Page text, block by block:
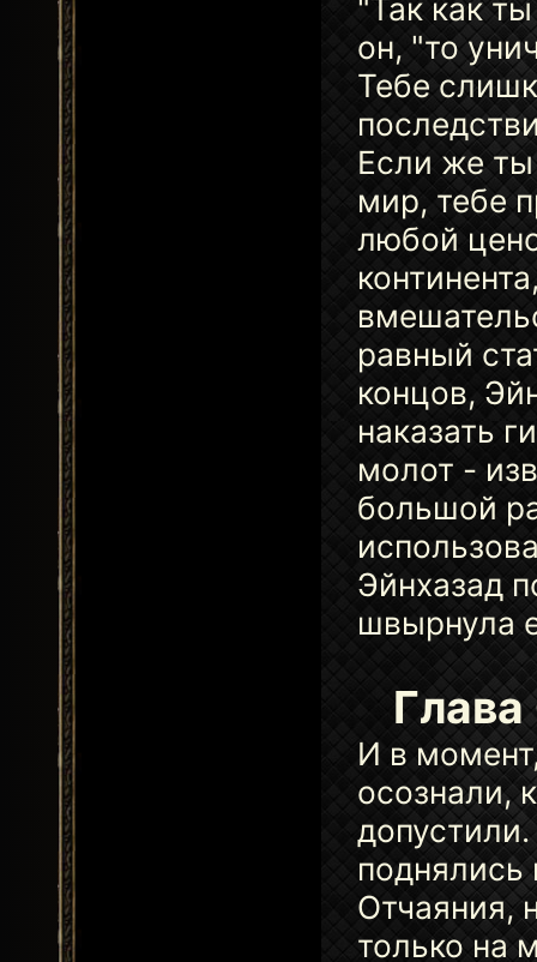
"Так как
он, "то
Тебе
Если же
мир, тебе
любой
равный
концов,
наказать
молот -
большой
Эйнхазад
швырнула
И в
осознали,
Отчаяния,
только на